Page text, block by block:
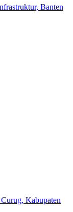
Banten
Kabupaten